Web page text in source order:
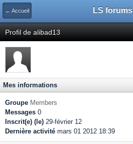
← Accueil LS forums
Profil de alibad13
Mes informations
Groupe Members
Messages 0
Inscrit(e) (le) 29-février 12
Dernière activité mars 01 2012 18:39